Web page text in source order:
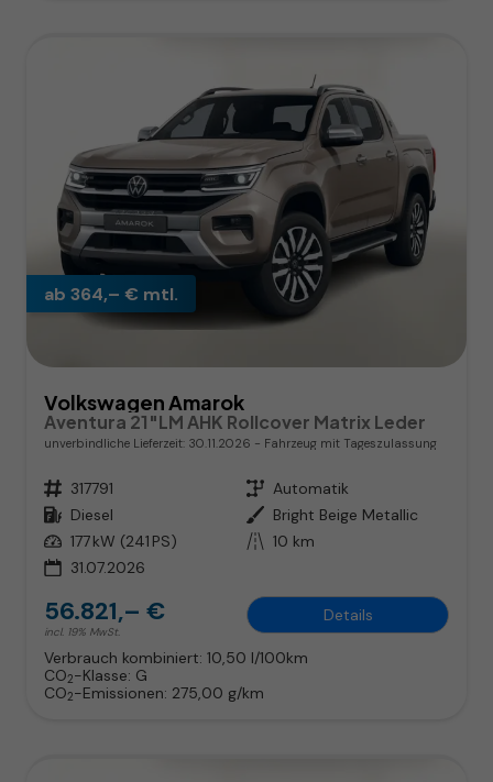
ab 364,– € mtl.
Volkswagen Amarok
Aventura 21"LM AHK Rollcover Matrix Leder
unverbindliche Lieferzeit: 30.11.2026 Fahrzeug mit Tageszulassung
Fahrzeugnr. 317791 Getriebe Automatik
Kraftstoff Diesel Außenfarbe Bright Beige Metallic
Leistung 177 kW (241 PS) Kilometerstand 10 km
31.07.2026
56.821,– €
incl. 19% MwSt.
Details
Verbrauch kombiniert: 10,50 l/100km
CO2-Klasse: G
CO2-Emissionen: 275,00 g/km